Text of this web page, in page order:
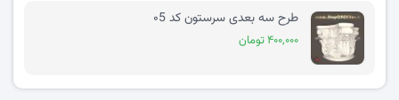
طرح سه بعدی سرستون کد ۰5
۴۰۰,۰۰۰ تومان